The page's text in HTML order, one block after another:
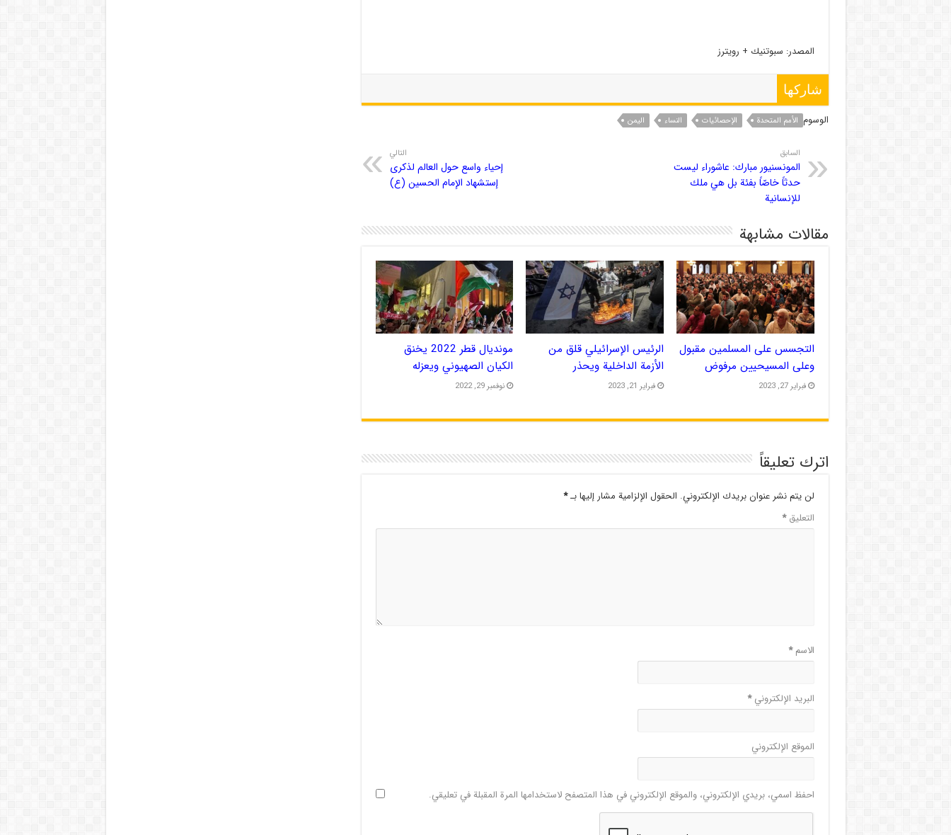
المصدر: سبوتنيك + رويترز
شاركها
الوسوم الأمم المتحدة الإحصائیات النساء الیمن
السابق
المونسنيور مبارك: عاشوراء ليست
حدثاً خاصّاً بفئة بل هي ملك
للإنسانية
التالي
إحياء واسع حول العالم لذكرى
إستشهاد الإمام الحسين (ع)
مقالات مشابهة
التجسس على المسلمين مقبول
وعلى المسيحيين مرفوض
فبراير 27, 2023
الرئيس الإسرائيلي قلق من
الأزمة الداخلية ويحذر
فبراير 21, 2023
مونديال قطر 2022 يخنق
الكيان الصهيوني ويعزله
نوفمبر 29, 2022
اترك تعليقاً
لن يتم نشر عنوان بريدك الإلكتروني. الحقول الإلزامية مشار إليها بـ*
التعليق*
الاسم*
البريد الإلكتروني*
الموقع الإلكتروني
احفظ اسمي، بريدي الإلكتروني، والموقع الإلكتروني في هذا المتصفح لاستخدامها المرة المقبلة في تعليقي.